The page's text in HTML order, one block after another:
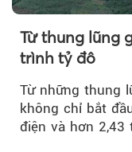
Từ thung lũng
trình tỷ đô
Từ những thung
không chỉ bắt
điện và hơn 2,43